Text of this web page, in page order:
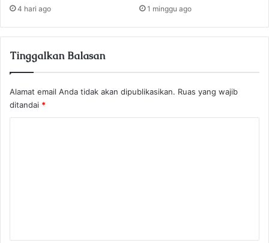
4 hari ago 1 minggu ago
Tinggalkan Balasan
Alamat email Anda tidak akan dipublikasikan. Ruas yang wajib
ditandai *